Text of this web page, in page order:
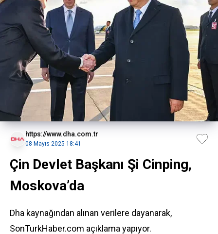
https://www.dha.com.tr
08 Mayıs 2025 18:41
Çin Devlet Başkanı Şi Cinping,
Moskova’da
Dha kaynağından alınan verilere dayanarak,
SonTurkHaber.com açıklama yapıyor.